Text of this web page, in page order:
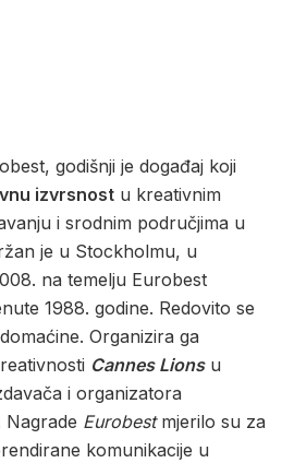
godišnji je događaj koji
izvrsnost u kreativnim
i srodnim područjima u
je u Stockholmu, u
na temelju Eurobest
1988. godine. Redovito se
Organizira ga
Cannes Lionsu
i organizatora
Nagrade Eurobestmjerilo su za
komunikacije u